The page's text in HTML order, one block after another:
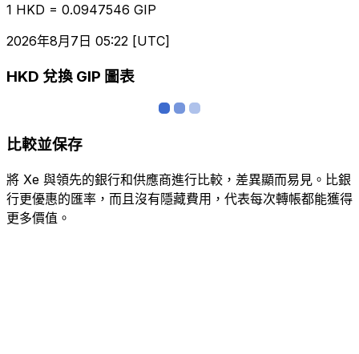
1 HKD = 0.0947546 GIP
2026年8月7日 05:22 [UTC]
HKD 兌換 GIP 圖表
比較並保存
將 Xe 與領先的銀行和供應商進行比較，差異顯而易見。比銀
行更優惠的匯率，而且沒有隱藏費用，代表每次轉帳都能獲得
更多價值。